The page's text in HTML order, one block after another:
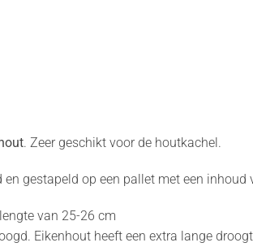
. Zeer geschikt voor de houtkachel.
gestapeld op een pallet met een inhoud
van 25-26 cm
Eikenhout heeft een extra lange